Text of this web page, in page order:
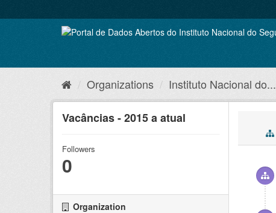
to
Organizations Instituto Nacional do...
Vacâncias - 2015 a atual
Followers
0
Organization